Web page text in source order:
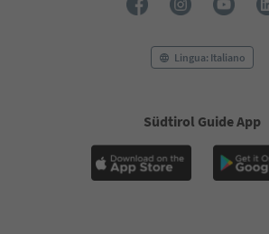
Lingua: Italiano
Südtirol Guide App